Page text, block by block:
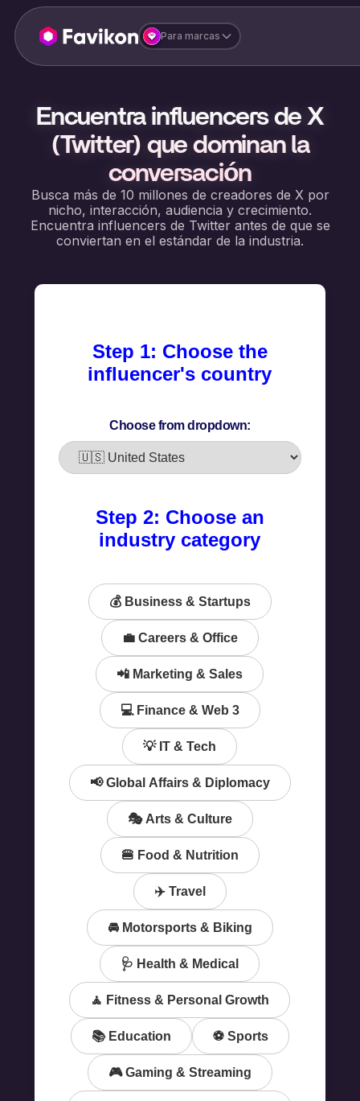
Para marcas
Encuentra influencers de X
(Twitter) que dominan la
conversación
Busca más de 10 millones de creadores de X por
nicho, interacción, audiencia y crecimiento.
Encuentra influencers de Twitter antes de que se
conviertan en el estándar de la industria.
Step 1: Choose the
influencer's country
Choose from dropdown:
Step 2: Choose an
industry category
💰 Business & Startups
💼 Careers & Office
📲 Marketing & Sales
💻 Finance & Web 3
💡 IT & Tech
📢 Global Affairs & Diplomacy
🎭 Arts & Culture
🍔 Food & Nutrition
✈️ Travel
🚘 Motorsports & Biking
🩺 Health & Medical
🧘 Fitness & Personal Growth
📚 Education ⚽️ Sports
🎮 Gaming & Streaming